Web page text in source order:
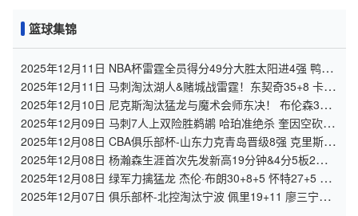
篮球集锦
2025年12月11日 NBA杯雷霆全员得分49分大胜太阳进4强 鸭梨
三节28+8 切特24+8
2025年12月11日 马刺淘汰湖人&赌城战雷霆！东契奇35+8 卡斯
尔30+10+6
2025年12月10日 尼克斯淘汰猛龙与魔术会师东决！ 布伦森35分
英格拉姆31+6+6
2025年12月09日 马刺7人上双险胜鹈鹕 哈珀准绝杀 奎因空砍新
高33分+10板10助
2025年12月08日 CBA俱乐部杯-山东力克青岛晋级8强 克里斯
28+8 杨32分
2025年12月08日 杨瀚森生涯首次先发新高19分钟&4分5板2助5
犯 开拓者不敌灰熊
2025年12月08日 绿军力擒猛龙 杰伦·布朗30+8+5 怀特27+5 英
格拉姆30分
2025年12月07日 俱乐部杯-北控淘汰宁波 佩里19+11 廖三宁